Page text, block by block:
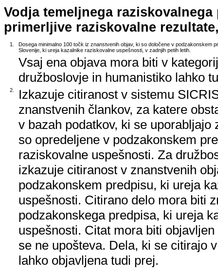
Vodja temeljnega
primerljive raziskovalne
1.
Dosega minimalno 100 točk iz znanstvenih objav, ki so določene v podzakonskem
Slovenije, ki ureja kazalnike raziskovalne uspešnosti, v zadnjih petih letih.
Vsaj ena objava mora biti v
družboslovje in humanistiko lahko
2.
Izkazuje citiranost v sistemu
znanstvenih člankov, za katere
v bazah podatkov, ki se
so opredeljene v podzakonskem
raziskovalne uspešnosti. Za
izkazuje citiranost v znanstvenih
podzakonskem predpisu, ki ureja
uspešnosti. Citirano delo mora biti
podzakonskega predpisa, ki ureja
uspešnosti. Citat mora biti
se ne upošteva. Dela, ki se citirajo
lahko objavljena tudi prej.